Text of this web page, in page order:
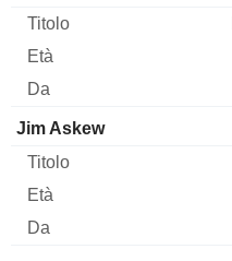
Jim Askew